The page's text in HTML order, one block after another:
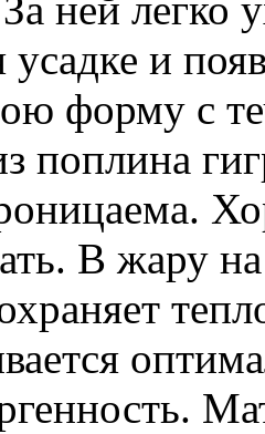
усадке и
форму с
поплина
В жару